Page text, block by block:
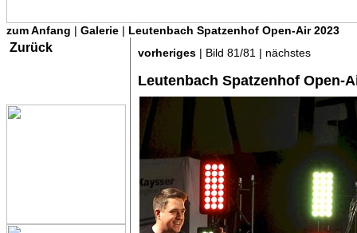
zum Anfang | Galerie | Leutenbach Spatzenhof Open-Air 2023
Zurück vorheriges | Bild 81/81 | nächstes
Leutenbach Spatzenhof Open-